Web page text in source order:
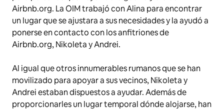
Airbnb.org. La OIM trabajó con Alina para encontrar
un lugar que se ajustara a sus necesidades y la ayudó a
ponerse en contacto con los anfitriones de
Airbnb.org, Nikoleta y Andrei.
Al igual que otros innumerables rumanos que se han
movilizado para apoyar a sus vecinos, Nikoleta y
Andrei estaban dispuestos a ayudar. Además de
proporcionarles un lugar temporal dónde alojarse, han